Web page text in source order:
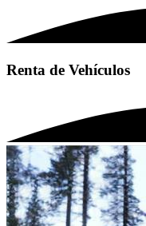
Renta de Vehículos